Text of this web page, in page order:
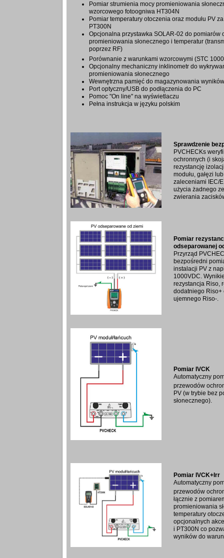
Pomiar strumienia mocy promieniowania
wzorcowego fotoogniwa HT304N
Pomiar temperatury otoczenia oraz modułu PV
PT300N
Opcjonalna przystawka SOLAR-02 do pomiarów
promieniowania słonecznego i temperatur
poprzez RF)
Porównanie z warunkami wzorcowymi (STC
Opcjonalny mechaniczny inklinometr do
promieniowania słonecznego
Wewnętrzna pamięć do magazynowania wyników
Port optyczny/USB do podłączenia do PC
Pomoc "On line" na wyświetlaczu
Pełna instrukcja w języku polskim
Sprawdzenie
PVCHECKs
ochronnych (i
rezystancję
modułu, gałęzi
zaleceniami IEC/
użycia żadnego
zwierania
Pomiar
odseparowanej
Przyrząd
bezpośredni
instalacji PV z
1000VDC.
rezystancja Riso,
dodatniego Riso+
ujemnego Riso-.
Pomiar IVCK
Automatyczny
przewodów
PV (w trybie bez
słonecznego).
Pomiar IVCK+Irr
Automatyczny
przewodów
łącznie z
promieniowania
temperatury
opcjonalnych
i PT300N co
wyników do